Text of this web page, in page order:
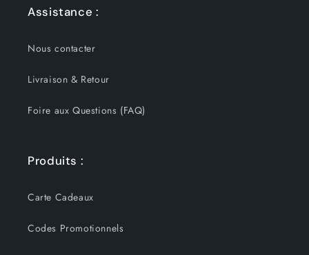
Assistance :
Nous contacter
Livraison & Retour
Foire aux Questions (FAQ)
Produits :
Carte Cadeaux
Codes Promotionnels